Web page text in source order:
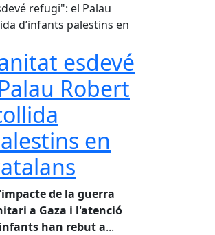
esdevé
Robert
en
de la guerra
a Gaza i l'atenció
han rebut a...